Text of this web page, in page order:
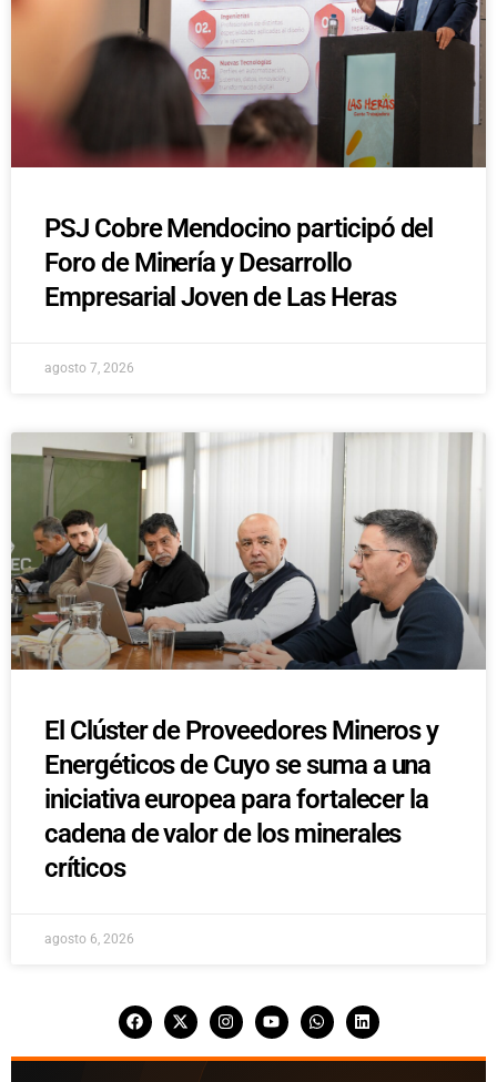
PSJ Cobre Mendocino participó del
Foro de Minería y Desarrollo
Empresarial Joven de Las Heras
agosto 7, 2026
El Clúster de Proveedores Mineros y
Energéticos de Cuyo se suma a una
iniciativa europea para fortalecer la
cadena de valor de los minerales
críticos
agosto 6, 2026